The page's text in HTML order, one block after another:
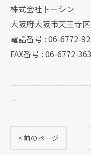
株式会社トーシン
大阪府大阪市天王寺
電話番号 : 06-6772-
FAX番号 : 06-6772-
--
< 前のページ